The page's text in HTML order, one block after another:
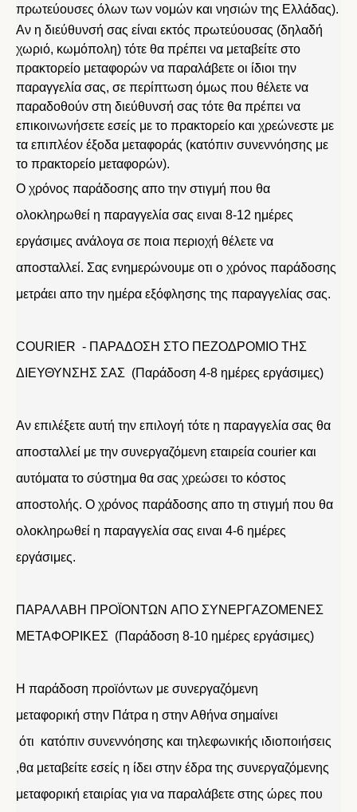
πρωτεύουσες όλων των νομών και νησιών της Ελλάδας).
Αν η διεύθυνσή σας είναι εκτός πρωτεύουσας (δηλαδή
χωριό, κωμόπολη) τότε θα πρέπει να μεταβείτε στο
πρακτορείο μεταφορών να παραλάβετε οι ίδιοι την
παραγγελία σας, σε περίπτωση όμως που θέλετε να
παραδοθούν στη διεύθυνσή σας τότε θα πρέπει να
επικοινωνήσετε εσείς με το πρακτορείο και χρεώνεστε με
τα επιπλέον έξοδα μεταφοράς (κατόπιν συνεννόησης με
το πρακτορείο μεταφορών).
Ο χρόνος παράδοσης απο την στιγμή που θα
ολοκληρωθεί η παραγγελία σας ειναι 8-12 ημέρες
εργάσιμες ανάλογα σε ποια περιοχή θέλετε να
αποσταλλεί. Σας ενημερώνουμε οτι ο χρόνος παράδοσης
μετράει απο την ημέρα εξόφλησης της παραγγελίας σας.
COURIER - ΠΑΡΑΔΟΣΗ ΣΤΟ ΠΕΖΟΔΡΟΜΙΟ ΤΗΣ
ΔΙΕΥΘΥΝΣΗΣ ΣΑΣ (Παράδοση 4-8 ημέρες εργάσιμες)
Αν επιλέξετε αυτή την επιλογή τότε η παραγγελία σας θα
αποσταλλεί με την συνεργαζόμενη εταιρεία courier και
αυτόματα το σύστημα θα σας χρεώσει το κόστος
αποστολής. Ο χρόνος παράδοσης απο τη στιγμή που θα
ολοκληρωθεί η παραγγελία σας ειναι 4-6 ημέρες
εργάσιμες.
ΠΑΡΑΛΑΒΗ ΠΡΟΪΟΝΤΩΝ ΑΠΟ ΣΥΝΕΡΓΑΖΟΜΕΝΕΣ
ΜΕΤΑΦΟΡΙΚΕΣ (Παράδοση 8-10 ημέρες εργάσιμες)
Η παράδοση προϊόντων με συνεργαζόμενη
μεταφορική στην Πάτρα η στην Αθήνα σημαίνει
ότι κατόπιν συνεννόησης και τηλεφωνικής ιδιοποιήσεις
,θα μεταβείτε εσείς η ίδει στην έδρα της συνεργαζόμενης
μεταφορική εταιρίας για να παραλάβετε στης ώρες που